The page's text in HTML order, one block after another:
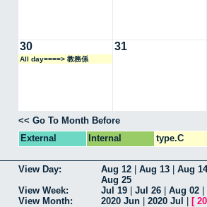
30
All day====> 教務係
31
<< Go To Month Before
External
Internal type.C
View Day: Aug 12 Aug 13 Aug 14
Aug 25
View Week:
Jul 19 Jul 26 Aug 02
View Month:
2020 Jun 2020 Jul [